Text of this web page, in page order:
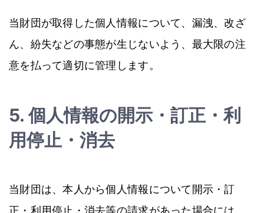
当財団が取得した個人情報について、漏洩、改ざ
ん、紛失などの事態が生じないよう、最大限の注
意を払って適切に管理します。
5. 個人情報の開示・訂正・利
用停止・消去
当財団は、本人から個人情報について開示・訂
正・利用停止・消去等の請求があった場合には、